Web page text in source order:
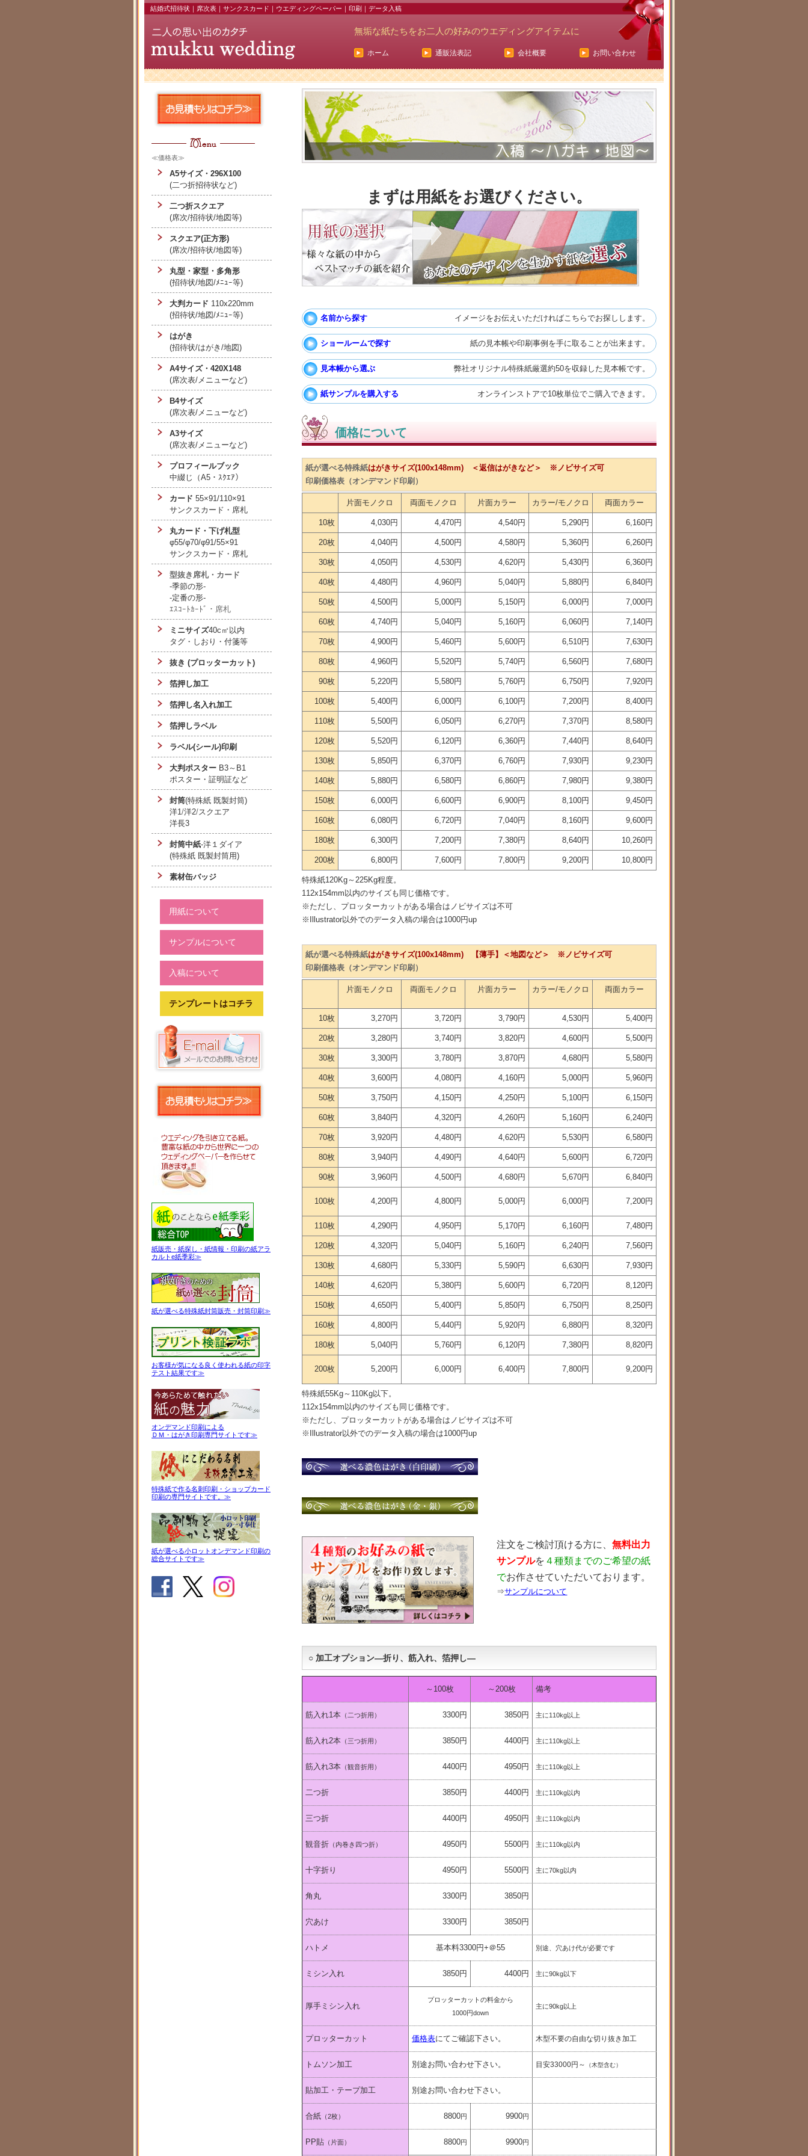
結婚式招待状｜席次表｜サンクスカード｜ウエディングペーパー｜印刷｜データ入稿
無垢な紙たちをお二人の好みのウエディングアイテムに
ホーム 通販法表記 会社概要 お問い合わせ
まずは用紙をお選びください。
名前から探す イメージをお伝えいただければこちらでお探しします。
ショールームで探す 紙の見本帳や印刷事例を手に取ることが出来ます。
見本帳から選ぶ 弊社オリジナル特殊紙厳選約50を収録した見本帳です。
紙サンプルを購入する オンラインストアで10枚単位でご購入できます。
価格について
紙が選べる特殊紙はがきサイズ(100x148mm) ＜返信はがきなど＞ ※ノビサイズ可
印刷価格表（オンデマンド印刷）
片面モノクロ 両面モノクロ 片面カラー カラー/モノクロ 両面カラー
10枚 4,030円 4,470円 4,540円 5,290円 6,160円
20枚 4,040円 4,500円 4,580円 5,360円 6,260円
30枚 4,050円 4,530円 4,620円 5,430円 6,360円
40枚 4,480円 4,960円 5,040円 5,880円 6,840円
50枚 4,500円 5,000円 5,150円 6,000円 7,000円
60枚 4,740円 5,040円 5,160円 6,060円 7,140円
70枚 4,900円 5,460円 5,600円 6,510円 7,630円
80枚 4,960円 5,520円 5,740円 6,560円 7,680円
90枚 5,220円 5,580円 5,760円 6,750円 7,920円
100枚 5,400円 6,000円 6,100円 7,200円 8,400円
110枚 5,500円 6,050円 6,270円 7,370円 8,580円
120枚 5,520円 6,120円 6,360円 7,440円 8,640円
130枚 5,850円 6,370円 6,760円 7,930円 9,230円
140枚 5,880円 6,580円 6,860円 7,980円 9,380円
150枚 6,000円 6,600円 6,900円 8,100円 9,450円
160枚 6,080円 6,720円 7,040円 8,160円 9,600円
180枚 6,300円 7,200円 7,380円 8,640円 10,260円
200枚 6,800円 7,600円 7,800円 9,200円 10,800円
特殊紙120Kg～225Kg程度。
112x154mm以内のサイズも同じ価格です。
※ただし、プロッターカットがある場合はノビサイズは不可
※Illustrator以外でのデータ入稿の場合は1000円up
紙が選べる特殊紙はがきサイズ(100x148mm) 【薄手】＜地図など＞ ※ノビサイズ可
印刷価格表（オンデマンド印刷）
片面モノクロ 両面モノクロ 片面カラー カラー/モノクロ 両面カラー
10枚 3,270円 3,720円 3,790円 4,530円 5,400円
20枚 3,280円 3,740円 3,820円 4,600円 5,500円
30枚 3,300円 3,780円 3,870円 4,680円 5,580円
40枚 3,600円 4,080円 4,160円 5,000円 5,960円
50枚 3,750円 4,150円 4,250円 5,100円 6,150円
60枚 3,840円 4,320円 4,260円 5,160円 6,240円
70枚 3,920円 4,480円 4,620円 5,530円 6,580円
80枚 3,940円 4,490円 4,640円 5,600円 6,720円
90枚 3,960円 4,500円 4,680円 5,670円 6,840円
100枚 4,200円 4,800円 5,000円 6,000円 7,200円
110枚 4,290円 4,950円 5,170円 6,160円 7,480円
120枚 4,320円 5,040円 5,160円 6,240円 7,560円
130枚 4,680円 5,330円 5,590円 6,630円 7,930円
140枚 4,620円 5,380円 5,600円 6,720円 8,120円
150枚 4,650円 5,400円 5,850円 6,750円 8,250円
160枚 4,800円 5,440円 5,920円 6,880円 8,320円
180枚 5,040円 5,760円 6,120円 7,380円 8,820円
200枚 5,200円 6,000円 6,400円 7,800円 9,200円
特殊紙55Kg～110Kg以下。
112x154mm以内のサイズも同じ価格です。
※ただし、プロッターカットがある場合はノビサイズは不可
※Illustrator以外でのデータ入稿の場合は1000円up
注文をご検討頂ける方に、無料出力
サンプルを ４種類までのご希望の紙
でお作させていただいております。
⇒サンプルについて
○ 加工オプション―折り、筋入れ、箔押し―
～100枚 ～200枚 備考
筋入れ1本 （二つ折用） 3300円 3850円 主に110kg以上
筋入れ2本 （三つ折用） 3850円 4400円 主に110kg以上
筋入れ3本 （観音折用） 4400円 4950円 主に110kg以上
二つ折 3850円 4400円 主に110kg以内
三つ折 4400円 4950円 主に110kg以内
観音折 （内巻き四つ折） 4950円 5500円 主に110kg以内
十字折り 4950円 5500円 主に70kg以内
角丸 3300円 3850円
穴あけ 3300円 3850円
ハトメ 基本料3300円+＠55 別途、穴あけ代が必要です
ミシン入れ 3850円 4400円 主に90kg以下
厚手ミシン入れ
プロッターカットの料金から
1000円down
主に90kg以上
プロッターカット 価格表にてご確認下さい。 木型不要の自由な切り抜き加工
トムソン加工 別途お問い合わせ下さい。 目安33000円～ （木型含む）
貼加工・テープ加工 別途お問い合わせ下さい。
合紙 （2枚） 8800円 9900円
PP貼 （片面） 8800円 9900円
≪価格表≫
A5サイズ・296X100
(二つ折招待状など)
二つ折スクエア
(席次/招待状/地図等)
スクエア(正方形)
(席次/招待状/地図等)
丸型・家型・多角形
(招待状/地図/ﾒﾆｭｰ等)
大判カード 110x220mm
(招待状/地図/ﾒﾆｭｰ等)
はがき
(招待状/はがき/地図)
A4サイズ・420X148
(席次表/メニューなど)
B4サイズ
(席次表/メニューなど)
A3サイズ
(席次表/メニューなど)
プロフィールブック
中綴じ（A5・ｽｸｴｱ）
カード 55×91/110×91
サンクスカード・席札
丸カード・下げ札型
φ55/φ70/φ91/55×91
サンクスカード・席札
型抜き席札・カード
-季節の形-
-定番の形-
ｴｽｺｰﾄｶｰﾄﾞ・席札
ミニサイズ40c㎡以内
タグ・しおり・付箋等
抜き (プロッターカット)
箔押し加工
箔押し名入れ加工
箔押しラベル
ラベル(シール)印刷
大判ポスター B3～B1
ポスター・証明証など
封筒(特殊紙 既製封筒)
洋1/洋2/スクエア
洋長3
封筒中紙-洋１ダイア
(特殊紙 既製封筒用)
素材缶バッジ
用紙について
サンプルについて
入稿について
テンプレートはコチラ
紙販売・紙探し・紙情報・印刷の紙アラ
カルトe紙季彩≫
紙が選べる特殊紙封筒販売・封筒印刷≫
お客様が気になる良く使われる紙の印字
テスト結果です≫
オンデマンド印刷による
ＤＭ・はがき印刷専門サイトです≫
特殊紙で作る名刺印刷・ショップカード
印刷の専門サイトです。≫
紙が選べる小ロットオンデマンド印刷の
総合サイトです≫